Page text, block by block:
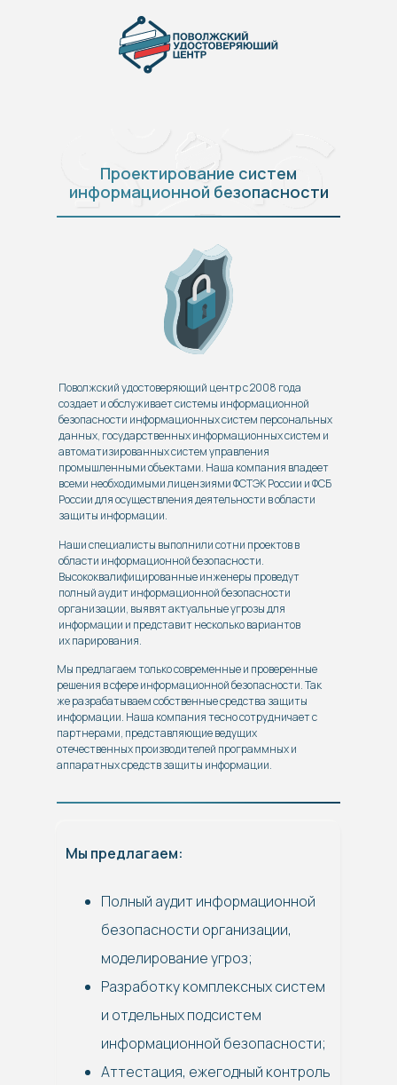
Проектирование систем
информационной безопасности
Поволжский удостоверяющий центр с 2008 года
создает и обслуживает системы информационной
безопасности информационных систем персональных
данных, государственных информационных систем и
автоматизированных систем управления
промышленными объектами. Наша компания владеет
всеми необходимыми лицензиями ФСТЭК России и ФСБ
России для осуществления деятельности в области
защиты информации.
Мы предлагаем только современные и проверенные
решения в сфере информационной безопасности. Так
же разрабатываем собственные средства защиты
информации. Наша компания тесно сотрудничает с
партнерами, представляющие ведущих
отечественных производителей программных и
аппаратных средств защиты информации.
Наши специалисты выполнили сотни проектов в
области информационной безопасности.
Высококвалифицированные инженеры проведут
полный аудит информационной безопасности
организации, выявят актуальные угрозы для
информации и представит несколько вариантов
их парирования.
Полный аудит информационной
безопасности организации,
моделирование угроз;
Разработку комплексных систем
и отдельных подсистем
информационной безопасности;
Аттестация, ежегодный контроль
Мы предлагаем: